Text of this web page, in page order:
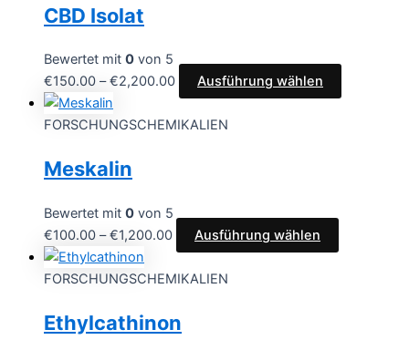
CBD Isolat
Bewertet mit 0 von 5
€150.00 –€2,200.00 Ausführung wählen
FORSCHUNGSCHEMIKALIEN
Meskalin
Bewertet mit 0 von 5
€100.00 –€1,200.00 Ausführung wählen
FORSCHUNGSCHEMIKALIEN
Ethylcathinon